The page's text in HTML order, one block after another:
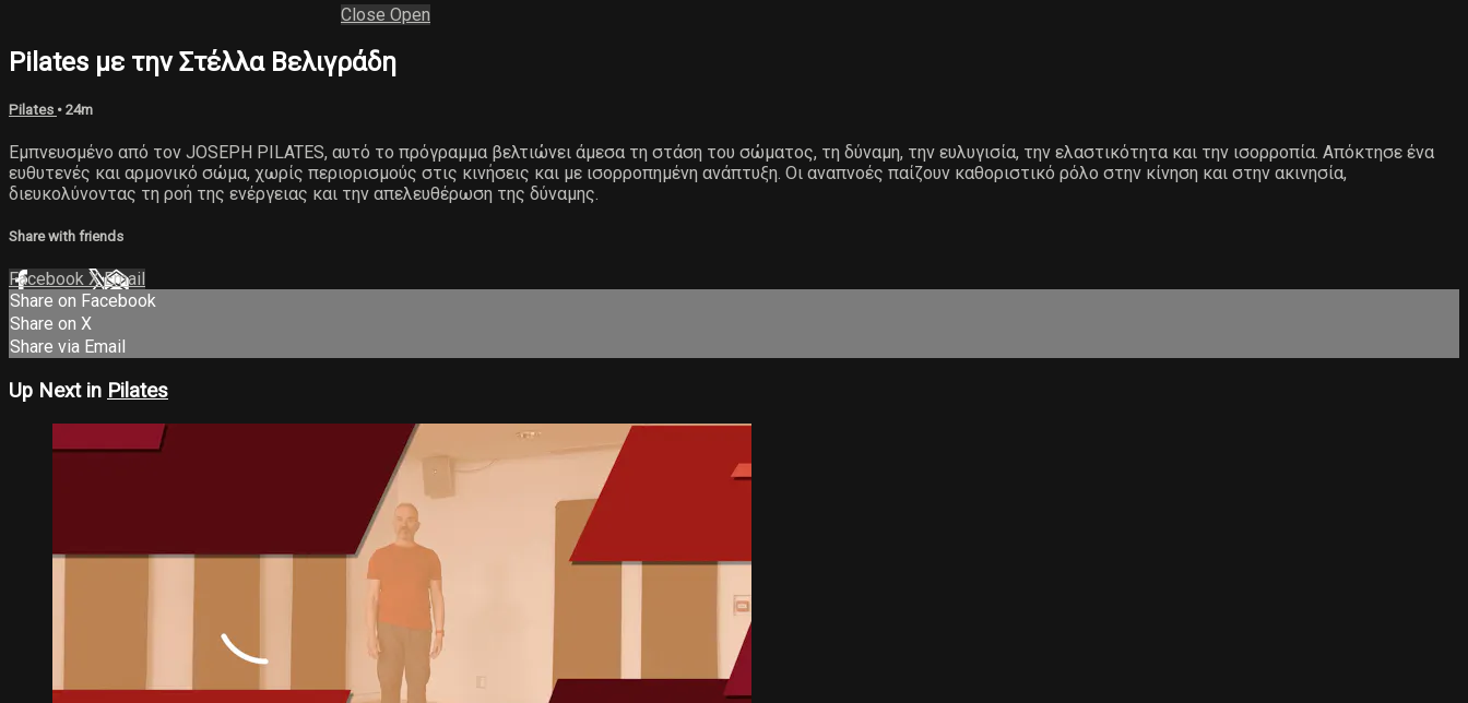
Close Open
Pilates με την Στέλλα Βελιγράδη
Pilates • 24m
Εμπνευσμένο από τον JOSEPH PILATES, αυτό το πρόγραμμα βελτιώνει άμεσα τη στάση του σώματος, τη δύναμη, την ευλυγισία, την ελαστικότητα και την ισορροπία. Απόκτησε ένα
ευθυτενές και αρμονικό σώμα, χωρίς περιορισμούς στις κινήσεις και με ισορροπημένη ανάπτυξη. Οι αναπνοές παίζουν καθοριστικό ρόλο στην κίνηση και στην ακινησία,
διευκολύνοντας τη ροή της ενέργειας και την απελευθέρωση της δύναμης.
Share with friends
Facebook XEmail
Share on Facebook
Share on X
Share via Email
Up Next in Pilates